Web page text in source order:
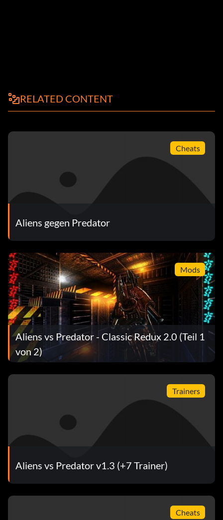
RELATED CONTENT
Cheats
Aliens gegen Predator
Mods
Aliens vs Predator - Classic Redux 2.0 (Teil 1
von 2)
Trainers
Aliens vs Predator v1.3 (+7 Trainer)
Cheats